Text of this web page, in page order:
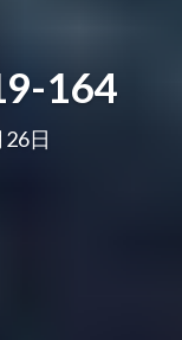
164
日